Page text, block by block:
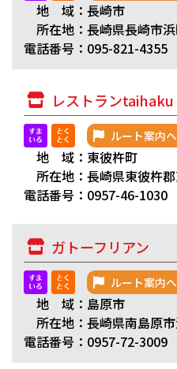
地 域：長崎市
所在地：長崎県長崎市
電話番号：095-821-4355
レストランtaihaku
ルート案内へ
地 域：東彼杵町
所在地：長崎県東彼杵
電話番号：0957-46-1030
ガトーフリアン
ルート案内へ
地 域：島原市
所在地：長崎県南島原
電話番号：0957-72-3009